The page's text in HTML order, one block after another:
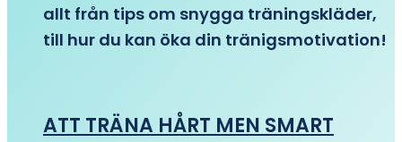
allt från tips om snygga träningskläder,
till hur du kan öka din tränigsmotivation!
ATT TRÄNA HÅRT MEN SMART